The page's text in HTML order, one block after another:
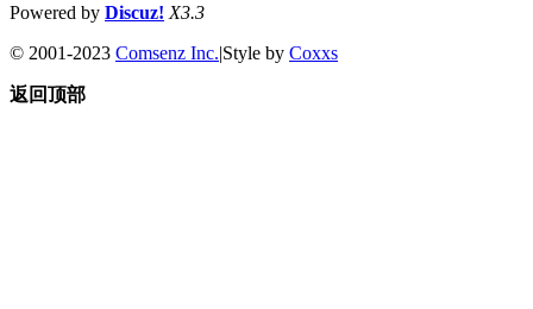
Powered by Discuz! X3.3
© 2001-2023 Comsenz Inc.|Style by Coxxs
返回顶部